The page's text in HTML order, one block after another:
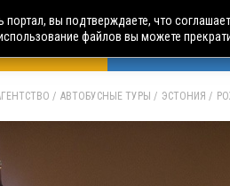
ТУРЫ АВИА
АВТОБУСНЫЕ ТУРЫ ЭСТОНИЯ
портал, вы подтверждаете, что
файлов вы можете